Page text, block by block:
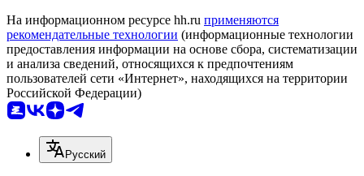
На информационном ресурсе hh.ru применяются
рекомендательные технологии (информационные технологии
предоставления информации на основе сбора, систематизации
и анализа сведений, относящихся к предпочтениям
пользователей сети «Интернет», находящихся на территории
Российской Федерации)
Русский